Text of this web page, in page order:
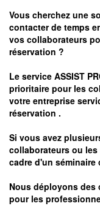
Vous cherchez une
contacter de temps
vos collaborateurs
réservation ?
Le service ASSIST
prioritaire pour les
votre entreprise
réservation .
Si vous avez
collaborateurs ou
cadre d'un
Nous déployons
pour les